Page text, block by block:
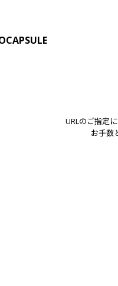
CAPSULE
URLのご指定
お手数